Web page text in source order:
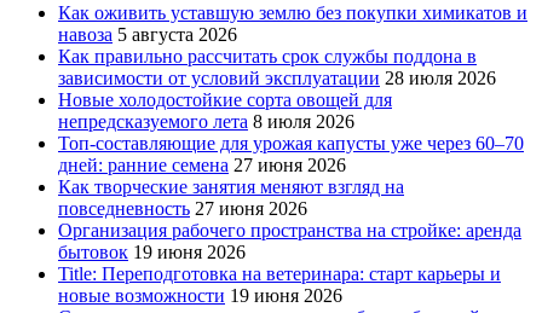
Как оживить уставшую землю без покупки химикатов и
навоза 5 августа 2026
Как правильно рассчитать срок службы поддона в
зависимости от условий эксплуатации 28 июля 2026
Новые холодостойкие сорта овощей для
непредсказуемого лета 8 июля 2026
Топ-составляющие для урожая капусты уже через 60–70
дней: ранние семена 27 июня 2026
Как творческие занятия меняют взгляд на
повседневность 27 июня 2026
Организация рабочего пространства на стройке: аренда
бытовок 19 июня 2026
Title: Переподготовка на ветеринара: старт карьеры и
новые возможности 19 июня 2026